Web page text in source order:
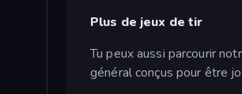
Plus de jeux de tir
Tu peux aussi parcourir
général conçus pour être